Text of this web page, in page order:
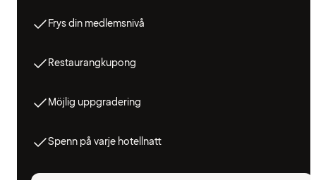
Frys din medlemsnivå
Restaurangkupong
Möjlig uppgradering
Spenn på varje hotellnatt